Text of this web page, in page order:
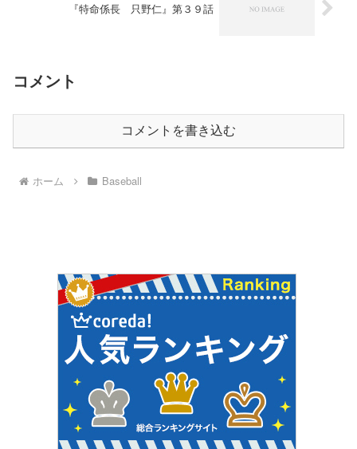
『特命係長 只野仁』第３９話
コメント
コメントを書き込む
ホーム Baseball